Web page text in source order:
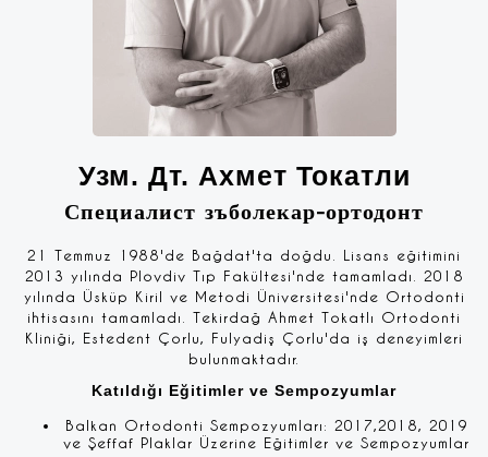
Узм. Дт. Ахмет Токатли
Специалист зъболекар-ортодонт
21 Temmuz 1988'de Bağdat'ta doğdu. Lisans eğitimini
2013 yılında Plovdiv Tıp Fakültesi'nde tamamladı. 2018
yılında Üsküp Kiril ve Metodi Üniversitesi'nde Ortodonti
ihtisasını tamamladı. Tekirdağ Ahmet Tokatlı Ortodonti
Kliniği, Estedent Çorlu, Fulyadiş Çorlu'da iş deneyimleri
bulunmaktadır.
Katıldığı Eğitimler ve Sempozyumlar
Balkan Ortodonti Sempozyumları: 2017,2018, 2019
ve Şeffaf Plaklar Üzerine Eğitimler ve Sempozyumlar